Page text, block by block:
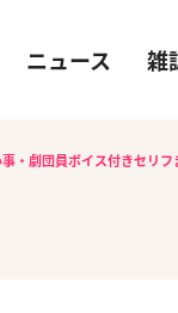
ニュース 雑
・劇団員ボイス付きセリフ